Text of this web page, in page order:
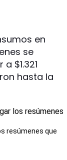
en
se
$1.321
hasta la
resúmenes que